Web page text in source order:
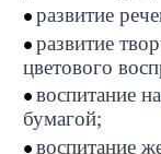
развитие
развитие
цветового
воспитание
бумагой;
воспитание